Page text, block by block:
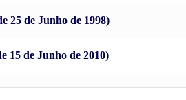
25 de Junho de 1998)
15 de Junho de 2010)